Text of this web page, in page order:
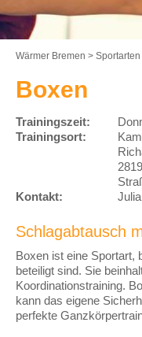
Wärmer Bremen > Sportarten
Boxen
Trainingszeit:
Trainingsort:
Kontakt:
Schlagabtausch
Boxen ist eine Sportart,
beteiligt sind. Sie
Koordinationstraining.
kann das eigene
perfekte